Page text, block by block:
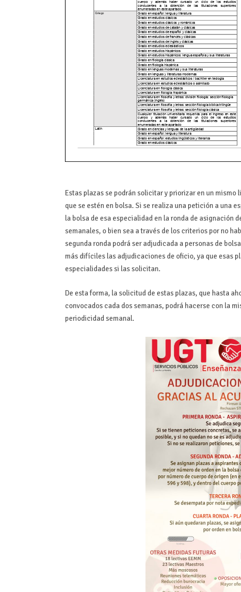
Estas plazas se podrán solicitar y priorizar en un
que se estén en bolsa. Si se realiza una petición a una
la bolsa de esa especialidad en la ronda de asignación
semanales, o bien sea a través de los criterios por no
segunda ronda podrá ser adjudicada a personas de
más difíciles las adjudicaciones de oficio, ya que esas
especialidades si las solicitan.
De esta forma, la solicitud de estas plazas, que hasta
convocados cada dos semanas, podrá hacerse con la
periodicidad semanal.